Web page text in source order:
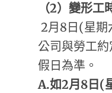
（2）變形工
2月8日(星期
公司與勞工
假日為準。
A.如2月8日(